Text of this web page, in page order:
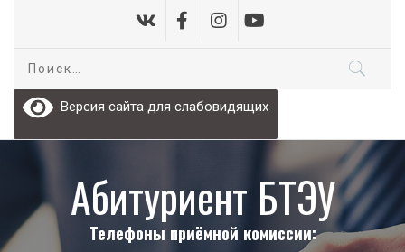
Версия сайта для слабовидящих
Абитуриент БТЭУ
Телефоны приёмной комиссии: